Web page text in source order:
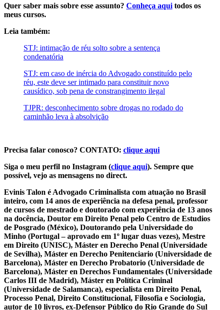
Quer saber mais sobre esse assunto? Conheça aqui todos os
meus cursos.
Leia também:
STJ: intimação de réu solto sobre a sentença
condenatória
STJ: em caso de inércia do Advogado constituído pelo
réu, este deve ser intimado para constituir novo
causídico, sob pena de constrangimento ilegal
TJPR: desconhecimento sobre drogas no rodado do
caminhão leva à absolvição
Precisa falar conosco? CONTATO: clique aqui
Siga o meu perfil no Instagram (clique aqui). Sempre que
possível, vejo as mensagens no direct.
Evinis Talon é Advogado Criminalista com atuação no Brasil
inteiro, com 14 anos de experiência na defesa penal, professor
de cursos de mestrado e doutorado com experiência de 13 anos
na docência, Doutor em Direito Penal pelo Centro de Estudios
de Posgrado (México), Doutorando pela Universidade do
Minho (Portugal – aprovado em 1º lugar duas vezes), Mestre
em Direito (UNISC), Máster en Derecho Penal (Universidade
de Sevilha), Máster en Derecho Penitenciario (Universidade de
Barcelona), Máster en Derecho Probatorio (Universidade de
Barcelona), Máster en Derechos Fundamentales (Universidade
Carlos III de Madrid), Máster en Política Criminal
(Universidade de Salamanca), especialista em Direito Penal,
Processo Penal, Direito Constitucional, Filosofia e Sociologia,
autor de 10 livros, ex-Defensor Público do Rio Grande do Sul